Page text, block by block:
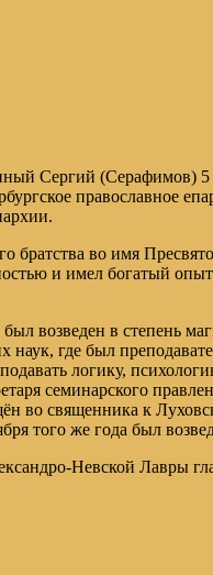
Сергий (Серафимов) 5
православное
братства во имя
и имел богатый
возведен в степень
где был
логику,
семинарского
во священника к
того же года был
Невской Лавры